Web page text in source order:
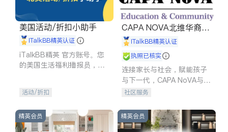
美国活动/折扣小助手
iTalkBB精英认证
iTalkBB精英 官方账号。您
的美国生活福利播报员，精
专属福利。
活动/折扣
CAPA NOVA北维华裔家
长会iTalkBB精英认证
执照已核实
连接家长与社会，赋能孩子
与下一代，CAPA NoVA与您
携手建设包容、公平、充满
社区服务
精英会员 精英会员